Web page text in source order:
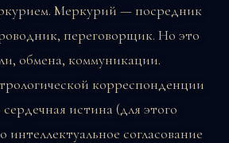
Меркурий — посредник
переговорщик. Но это
обмена, коммуникации.
корреспонденции
истина (для этого
интеллектуальное согласование